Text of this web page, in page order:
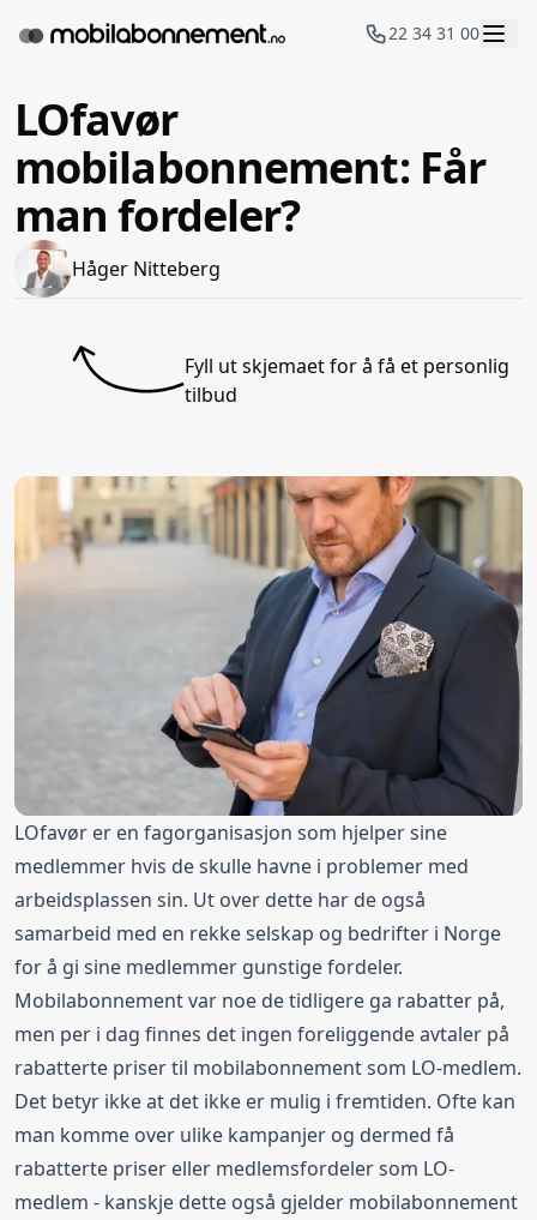
22 34 31 00
LOfavør
mobilabonnement: Får
man fordeler?
Håger Nitteberg
Fyll ut skjemaet for å få et personlig
tilbud
LOfavør er en fagorganisasjon som hjelper sine
medlemmer hvis de skulle havne i problemer med
arbeidsplassen sin. Ut over dette har de også
samarbeid med en rekke selskap og bedrifter i Norge
for å gi sine medlemmer gunstige fordeler.
Mobilabonnement var noe de tidligere ga rabatter på,
men per i dag finnes det ingen foreliggende avtaler på
rabatterte priser til mobilabonnement som LO-medlem.
Det betyr ikke at det ikke er mulig i fremtiden. Ofte kan
man komme over ulike kampanjer og dermed få
rabatterte priser eller medlemsfordeler som LO-
medlem - kanskje dette også gjelder mobilabonnement